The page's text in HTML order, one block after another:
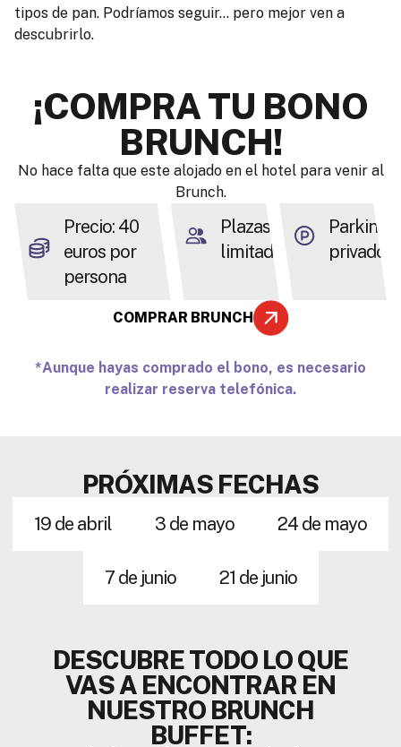
tipos de pan. Podríamos seguir… pero mejor ven a
descubrirlo.
¡COMPRA TU BONO
BRUNCH!
No hace falta que este alojado en el hotel para venir al
Brunch.
Precio: 40
euros por
persona
Plazas
limitadas
Parking
privado
COMPRAR BRUNCH
*Aunque hayas comprado el bono, es necesario
realizar reserva telefónica.
PRÓXIMAS FECHAS
19 de abril 3 de mayo 24 de mayo
7 de junio 21 de junio
DESCUBRE TODO LO QUE
VAS A ENCONTRAR EN
NUESTRO BRUNCH
BUFFET: